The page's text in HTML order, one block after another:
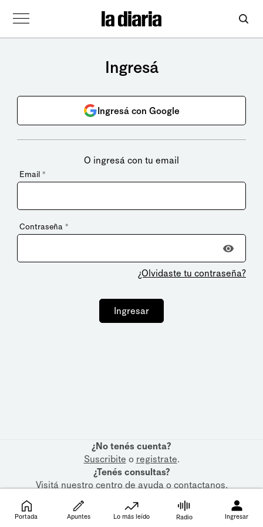
Ingresá
Ingresá con Google
O ingresá con tu email
Email *
Contraseña *
¿Olvidaste tu contraseña?
Ingresar
¿No tenés cuenta?
Suscribite o registrate.
¿Tenés consultas?
Visitá nuestrocentro de ayudaocontactanos.
Portada Apuntes Lo más leído Radio Ingresar